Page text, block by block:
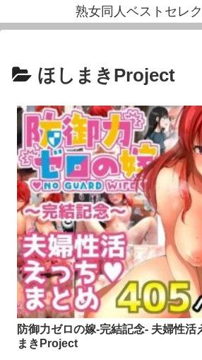
熟女同人ベストセレ
ほしまきProject
防御力ゼロの嫁-完結記念- 夫婦性活
まきProject